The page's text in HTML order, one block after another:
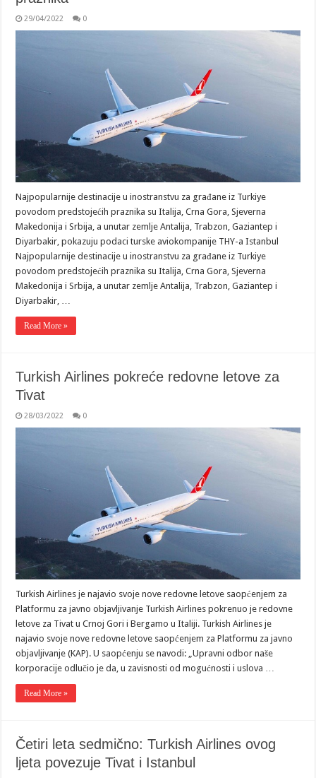
29/04/2022 0
Najpopularnije destinacije u inostranstvu za građane iz Turkiye
povodom predstojećih praznika su Italija, Crna Gora, Sjeverna
Makedonija i Srbija, a unutar zemlje Antalija, Trabzon, Gaziantep i
Diyarbakir, pokazuju podaci turske aviokompanije THY-a Istanbul
Najpopularnije destinacije u inostranstvu za građane iz Turkiye
povodom predstojećih praznika su Italija, Crna Gora, Sjeverna
Makedonija i Srbija, a unutar zemlje Antalija, Trabzon, Gaziantep i
Diyarbakir, …
Read More »
Turkish Airlines pokreće redovne letove za
Tivat
28/03/2022 0
Turkish Airlines je najavio svoje nove redovne letove saopćenjem za
Platformu za javno objavljivanje Turkish Airlines pokrenuo je redovne
letove za Tivat u Crnoj Gori i Bergamo u Italiji. Turkish Airlines je
najavio svoje nove redovne letove saopćenjem za Platformu za javno
objavljivanje (KAP). U saopćenju se navodi: „Upravni odbor naše
korporacije odlučio je da, u zavisnosti od mogućnosti i uslova …
Read More »
Četiri leta sedmično: Turkish Airlines ovog
ljeta povezuje Tivat i Istanbul